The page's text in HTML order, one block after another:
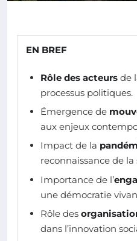
EN BREF
Rôle des acteurs de
processus politiques.
Émergence de
aux enjeux
Impact de la
reconnaissance de la
Importance de l’
une démocratie
Rôle des
dans l’innovation